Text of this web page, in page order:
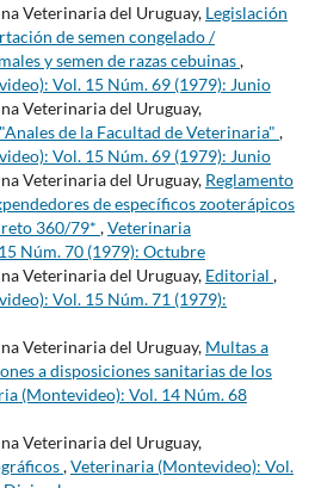
Veterinaria del Uruguay, Legislación
de semen congelado /
y semen de razas cebuinas,
Vol. 15 Núm. 69 (1979): Junio
Veterinaria del Uruguay,
de la Facultad de Veterinaria" ,
Vol. 15 Núm. 69 (1979): Junio
Veterinaria del Uruguay, Reglamento
de específicos zooterápicos
360/79* ,Veterinaria
Núm. 70 (1979): Octubre
Veterinaria del Uruguay, Editorial ,
Vol. 15 Núm. 71 (1979):
Veterinaria del Uruguay, Multas a
a disposiciones sanitarias de los
(Montevideo): Vol. 14 Núm. 68
Veterinaria del Uruguay,
,Veterinaria (Montevideo): Vol.